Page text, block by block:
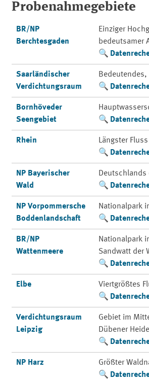
Probenahmegebiete
BR/NP
Berchtesgaden
Einziger
bedeutsamer
Saarländischer
Verdichtungsraum
Bornhöveder
Seengebiet
Rhein
Längster
NP Bayerischer
Wald
Deutschlands
NP Vorpommersche
Boddenlandschaft
Nationalpark
BR/NP
Wattenmeere
Nationalpark
Sandwatt der
Elbe
Viertgrößtes
Verdichtungsraum
Leipzig
Gebiet im
Dübener Heide
NP Harz
Größter